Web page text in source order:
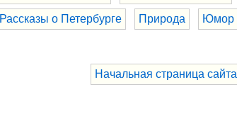
Рассказы о Петербурге Природа Юмор
Начальная страница сайта